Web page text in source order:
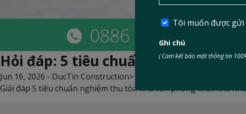
Hỏi đáp: 5 tiêu chuẩn nghiệm thu
Jun 16, 2026 - DucTin Construction>
Giải đáp 5 tiêu chuẩn nghiệm thu tòa nhà văn phòng khắt khe
Tôi muốn được
Ghi chú
( Cam kết bảo mật thông tin